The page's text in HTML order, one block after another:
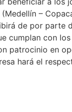
–
de por parte
cumplan con
patrocinio en
hará el